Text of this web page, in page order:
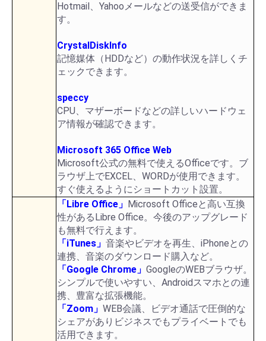
Hotmail、Yahooメールなどの送受信ができま
す。
CrystalDiskInfo
記憶媒体（HDDなど）の動作状況を詳しくチ
ェックできます。
speccy
CPU、マザーボードなどの詳しいハードウェ
ア情報が確認できます。
Microsoft 365 Office Web
Microsoft公式の無料で使えるOfficeです。ブ
ラウザ上でEXCEL、WORDが使用できます。
すぐ使えるようにショートカット設置。
「Libre Office」 Microsoft Officeと高い互換
性があるLibre Office。今後のアップグレード
も無料で行えます。
「iTunes」 音楽やビデオを再生、iPhoneとの
連携、音楽のダウンロード購入など。
「Google Chrome」 GoogleのWEBブラウザ。
シンプルで使いやすい、Androidスマホとの連
携、豊富な拡張機能。
「Zoom」 WEB会議、ビデオ通話で圧倒的な
シェアがありビジネスでもプライベートでも
活用できます。